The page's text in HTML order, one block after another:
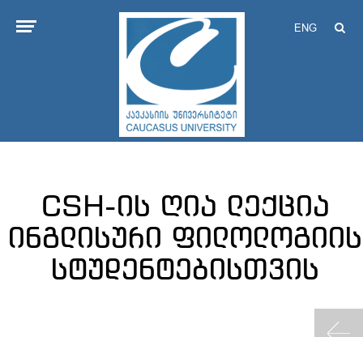
ENG
CSH-ის ღია ლექცია
ინგლისური ფილოლოგიის
სტუდენტებისთვის